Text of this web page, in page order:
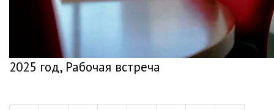
2025 год, Рабочая встреча